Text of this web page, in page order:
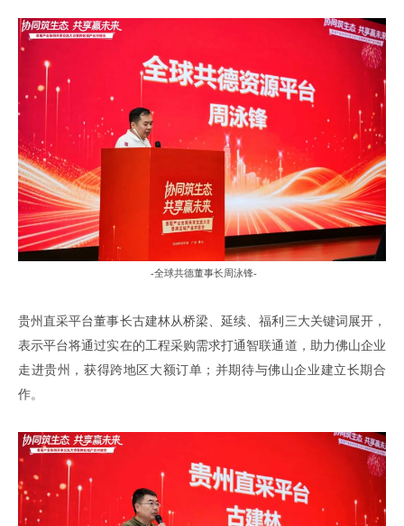
-全球共德董事长周泳锋-
贵州直采平台董事长古建林从桥梁、 延续、福利三大关键词展开 ，
表示平台将通过实在的工程采购需求打通智联通道 ， 助力佛山企业
走进贵州 ， 获得跨地区大额订单 ； 并期待与佛山企业建立长期合
作。